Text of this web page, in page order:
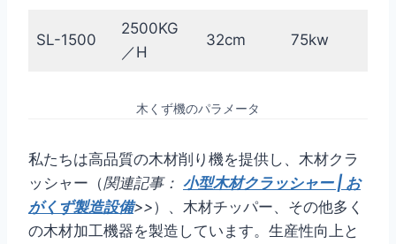
SL-1500
2500KG
／H
32cm 75kw
木くず機のパラメータ
私たちは高品質の木材削り機を提供し、木材クラ
ッシャー（関連記事： 小型木材クラッシャー | お
がくず製造設備>>）、木材チッパー、その他多く
の木材加工機器を製造しています。生産性向上と